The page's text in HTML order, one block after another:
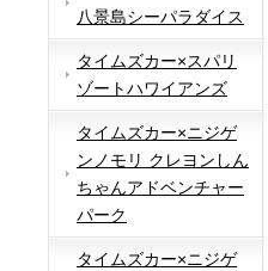
八景島シーパラダイス
タイムズカー×スパリ
ゾートハワイアンズ
タイムズカー×ニジゲ
ンノモリ クレヨンしん
ちゃんアドベンチャー
パーク
タイムズカー×ニジゲ